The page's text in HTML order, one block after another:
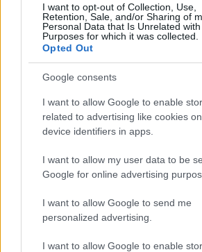
I want to opt-out of Collection, Use,
Retention, Sale, and/or Sharing of
Personal Data that Is Unrelated
Purposes for which it was collected.
Opted Out
Google consents
I want to allow Google to enable
related to advertising like cookies
device identifiers in apps.
I want to allow my user data to be
Google for online advertising
I want to allow Google to send me
personalized advertising.
I want to allow Google to enable
lap kiemelte: Orbán Anita
egyetem után a Matávnál
kontrollerként dolgozott, majd
Orbán Krisztiánnal együtt az
költözött. Bostonban két
diplomát szerzett történelemből
diplomáciából, majd pedig a